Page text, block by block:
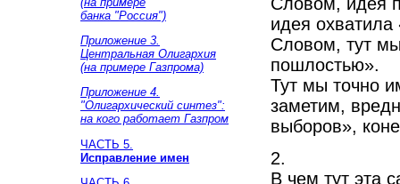
банка "Россия")
Приложение 3.
Центральная Олигархия
(на примере Газпрома)
Приложение 4.
"Олигархический синтез":
на кого работает Газпром
ЧАСТЬ 5.
Исправление имен
идея
Словом, тут
пошлостью».
Тут мы точно
заметим,
выборов»,
2.
В чем тут эта